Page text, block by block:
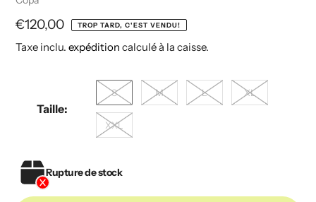
Prix
€120,00 TROP TARD, C'EST VENDU!
Taxe inclu. expédition calculé à la caisse.
Taille:
S M L XL
XXL
Rupture de stock